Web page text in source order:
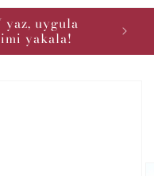
yaz, uygula
yakala!